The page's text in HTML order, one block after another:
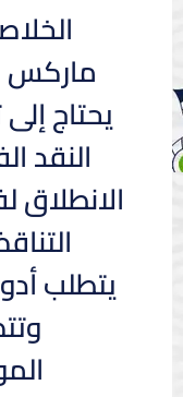
ماركس
يحتاج
النقد
يتطلب